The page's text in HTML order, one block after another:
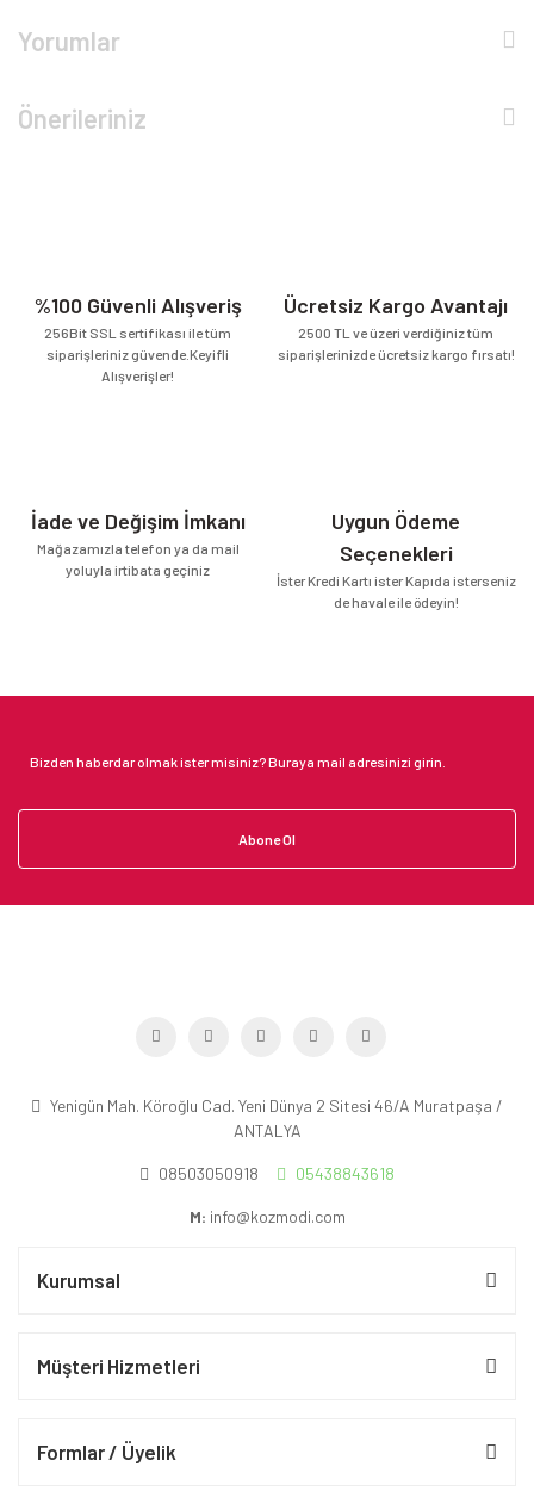
Yorumlar
Önerileriniz
%100 Güvenli Alışveriş
256Bit SSL sertifikası ile tüm
siparişleriniz güvende.Keyifli
Alışverişler!
Ücretsiz Kargo Avantajı
2500 TL ve üzeri verdiğiniz tüm
siparişlerinizde ücretsiz kargo fırsatı!
İade ve Değişim İmkanı
Mağazamızla telefon ya da mail
yoluyla irtibata geçiniz
Uygun Ödeme
Seçenekleri
İster Kredi Kartı ister Kapıda isterseniz
de havale ile ödeyin!
Abone Ol
Yenigün Mah. Köroğlu Cad. Yeni Dünya 2 Sitesi 46/A Muratpaşa /
ANTALYA
08503050918 05438843618
M: info@kozmodi.com
Kurumsal
Müşteri Hizmetleri
Formlar / Üyelik